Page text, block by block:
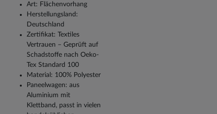
Art: Flächenvorhang
Herstellungsland:
Deutschland
Zertifikat: Textiles
Vertrauen – Geprüft auf
Schadstoffe nach Oeko-
Tex Standard 100
Material: 100% Polyester
Paneelwagen: aus
Aluminium mit
Klettband, passt in vielen